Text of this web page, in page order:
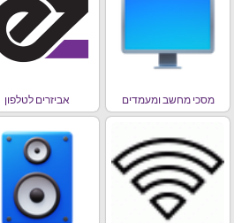
מסכי מחשב ומעמדים אביזרים לטלפון